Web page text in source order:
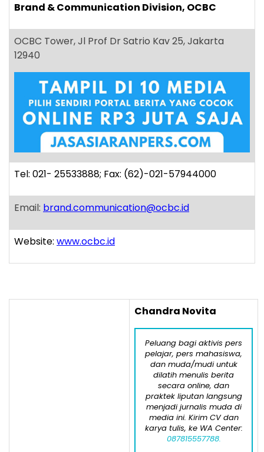
Brand & Communication Division, OCBC
OCBC Tower, Jl Prof Dr Satrio Kav 25, Jakarta
12940
Tel: 021- 25533888; Fax: (62)-021-57944000
Email: brand.communication@ocbc.id
Website: www.ocbc.id
Chandra Novita
Peluang bagi aktivis pers
pelajar, pers mahasiswa,
dan muda/mudi untuk
dilatih menulis berita
secara online, dan
praktek liputan langsung
menjadi jurnalis muda di
media ini. Kirim CV dan
karya tulis, ke WA Center:
087815557788.